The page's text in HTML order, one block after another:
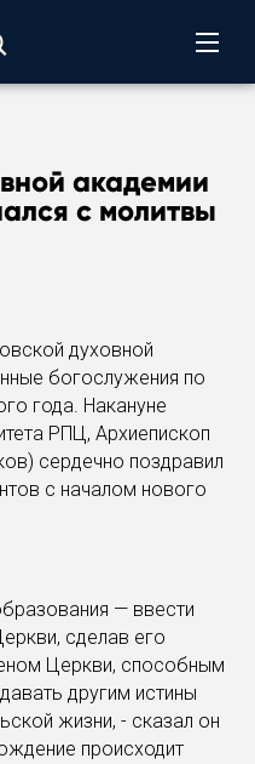
академии
с молитвы
духовной
богослужения по
года. Накануне
РПЦ, Архиепископ
сердечно поздравил
с началом нового
— ввести
сделав его
Церкви, способным
другим истины
жизни, - сказал он
происходит